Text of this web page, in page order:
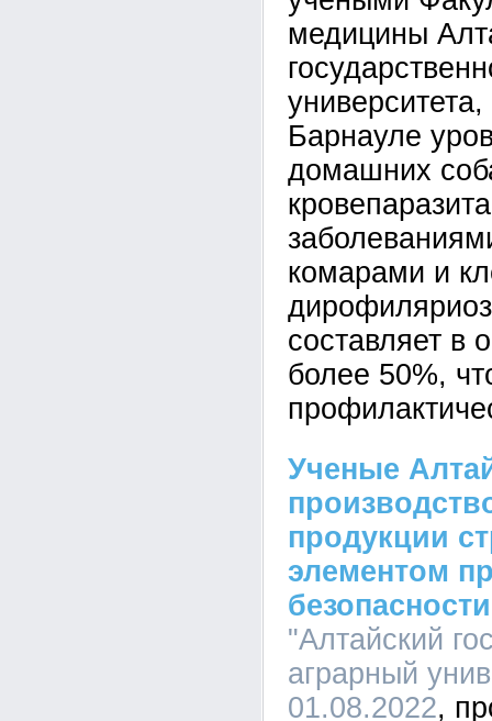
медицины
Барнауле
домашних
комарами и
составляет в
более 50%,
Ученые
продукции
элементом
"Алтайский
аграрный
01.08.2022